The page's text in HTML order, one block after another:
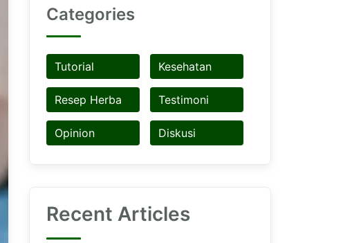
Categories
Tutorial Kesehatan
Resep Herba Testimoni
Opinion Diskusi
Recent Articles